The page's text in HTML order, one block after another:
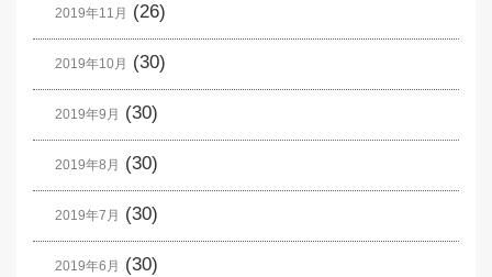
2019年11月 (26)
2019年10月 (30)
2019年9月 (30)
2019年8月 (30)
2019年7月 (30)
2019年6月 (30)